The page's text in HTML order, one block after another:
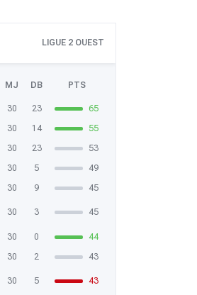
LIGUE 2 OUEST
MJ DB PTS
30 23
65
30 14
55
30 23
53
30 5
49
30 9 45
30 3 45
30 0
44
30 2 43
30 5 43